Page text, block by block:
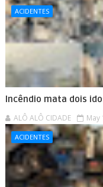
ACIDENTES
Incêndio mata dois
ALÔ ALÔ CIDADE May
ACIDENTES